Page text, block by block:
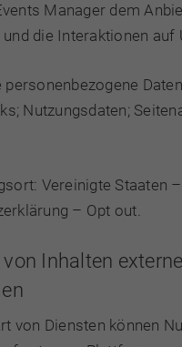
Manager dem
und die Interaktionen auf
personenbezogene
Nutzungsdaten;
Vereinigte Staaten –
– Opt out.
Inhalten
von Diensten können